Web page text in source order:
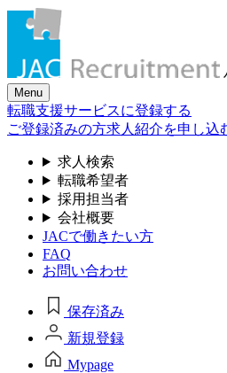
Menu
転職支援サービスに登録する
ご登録済みの方求人紹介を申し込
求人検索
転職希望者
採用担当者
会社概要
JACで働きたい方
FAQ
お問い合わせ
保存済み
新規登録
Mypage